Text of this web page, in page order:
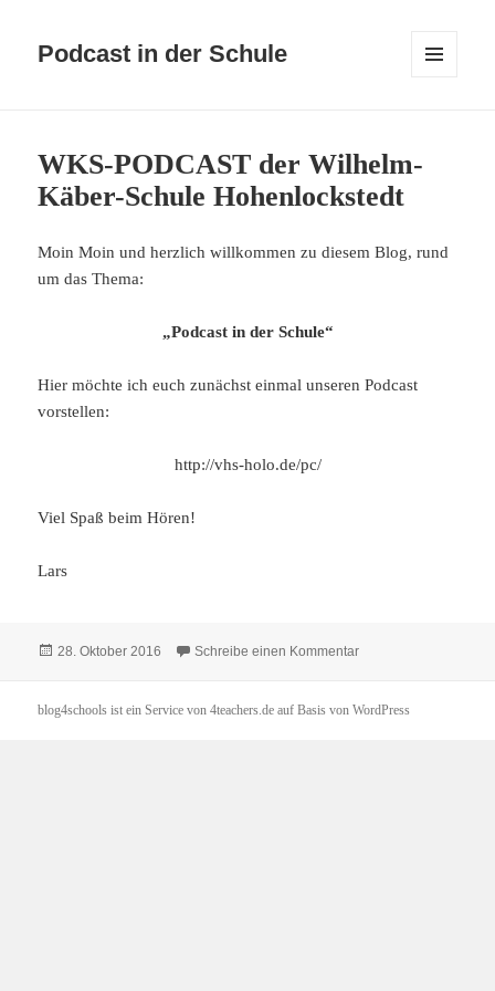
Podcast in der Schule
WKS-PODCAST der Wilhelm-
Käber-Schule Hohenlockstedt
Moin Moin und herzlich willkommen zu diesem Blog, rund
um das Thema:
„Podcast in der Schule“
Hier möchte ich euch zunächst einmal unseren Podcast
vorstellen:
http://vhs-holo.de/pc/
Viel Spaß beim Hören!
Lars
Veröffentlicht
28. Oktober 2016 Schreibe einen Kommentarzu WKS-PODCAST
blog4schools ist ein Service von4teachers.de auf Basis vonWordPress